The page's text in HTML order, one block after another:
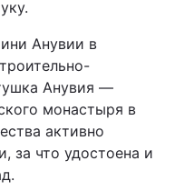
Анувии в
Анувия —
монастыря в
активно
за что удостоена и